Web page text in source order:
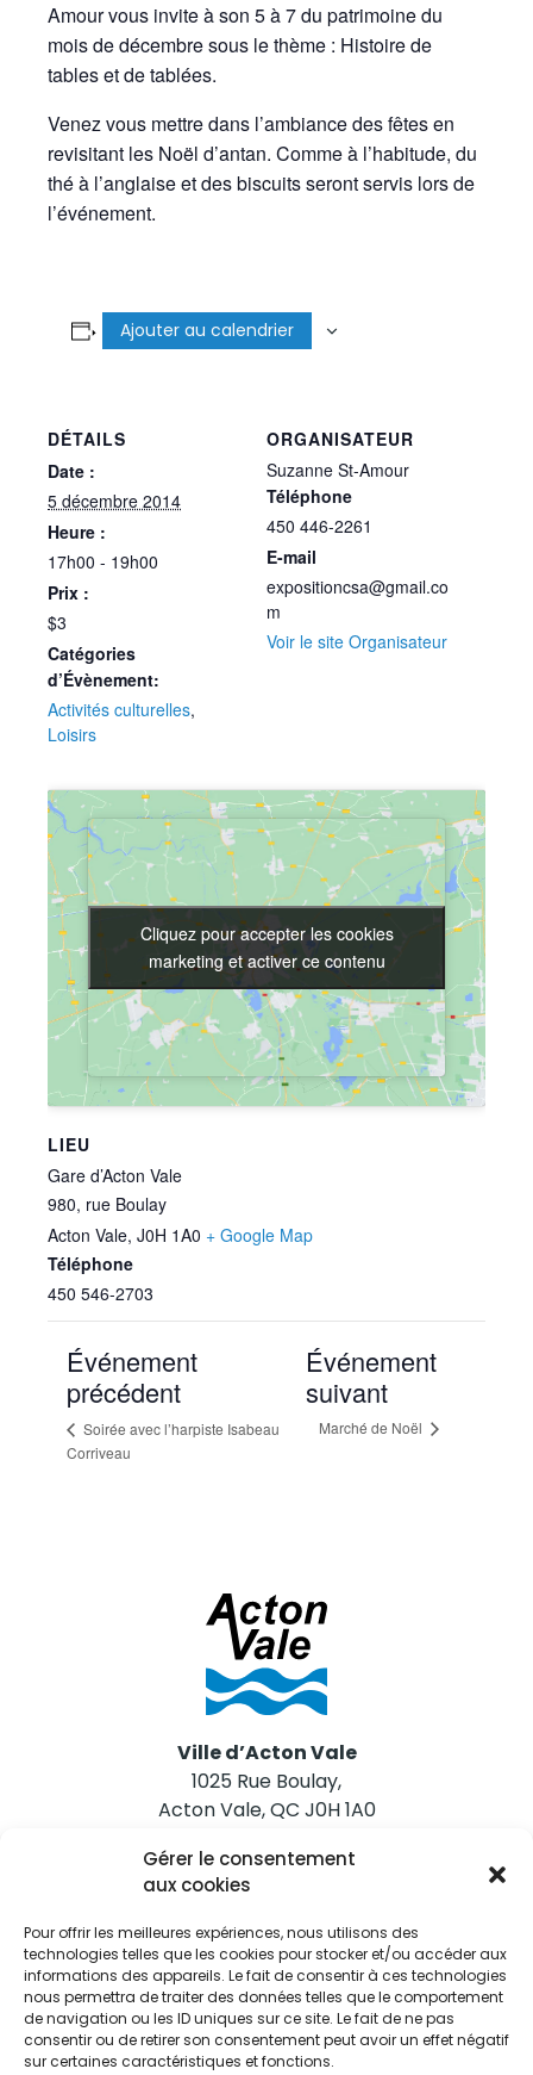
Gérer le consentement
aux cookies
Pour offrir les meilleures expériences, nous utilisons des
technologies telles que les cookies pour stocker et/ou accéder aux
informations des appareils. Le fait de consentir à ces technologies
nous permettra de traiter des données telles que le comportement
de navigation ou les ID uniques sur ce site. Le fait de ne pas
consentir ou de retirer son consentement peut avoir un effet négatif
sur certaines caractéristiques et fonctions.
Amour vous invite à son 5 à 7 du patrimoine du
mois de décembre sous le thème : Histoire de
tables et de tablées.
Venez vous mettre dans l’ambiance des fêtes en
revisitant les Noël d’antan. Comme à l’habitude, du
thé à l’anglaise et des biscuits seront servis lors de
l’événement.
Ajouter au calendrier
DÉTAILS
Date :
5 décembre 2014
Heure :
17h00 - 19h00
Prix :
$3
Catégories
d’Évènement:
Activités culturelles,
Loisirs
ORGANISATEUR
Suzanne St-Amour
Téléphone
450 446-2261
E-mail
expositioncsa@gmail.co
m
Voir le site Organisateur
LIEU
Gare d’Acton Vale
980, rue Boulay
Acton Vale, J0H 1A0 + Google Map
Téléphone
450 546-2703
Cliquez pour accepter les cookies
marketing et activer ce contenu
Cliquez pour accepter les cookies
marketing et activer ce contenu
Événement
précédent
Soirée avec l’harpiste Isabeau
Corriveau
Événement
suivant
Marché de Noël
Ville d’Acton Vale
1025 Rue Boulay,
Acton Vale, QC J0H 1A0
Nous joindre
Restez informés